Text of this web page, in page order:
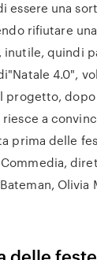
essere una
rifiutare
inutile, quindi
4.0",
progetto,
a
prima delle
Olivia